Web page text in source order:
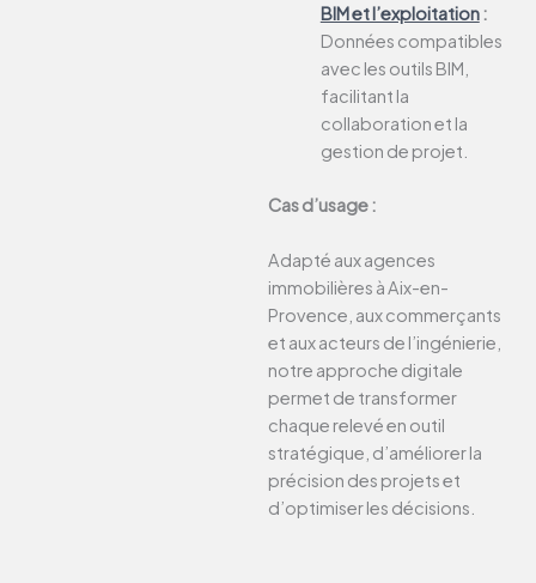
BIM et l’exploitation:
Données compatibles
avec les outils BIM,
facilitant la
collaboration et la
gestion de projet.
Cas d’usage :
Adapté aux agences
immobilières à Aix-en-
Provence, aux commerçants
et aux acteurs de l’ingénierie,
notre approche digitale
permet de transformer
chaque relevé en outil
stratégique, d’améliorer la
précision des projets et
d’optimiser les décisions.